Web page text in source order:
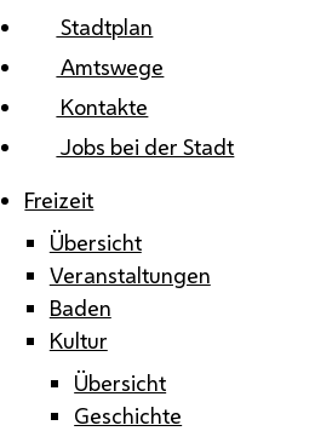
Stadtplan
Amtswege
Kontakte
Jobs bei der Stadt
Freizeit
Übersicht
Veranstaltungen
Baden
Kultur
Übersicht
Geschichte